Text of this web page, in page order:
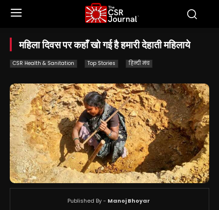
महिला दिवस पर कहाँ खो गई है हमारी देहाती महिलाये
CSR Health & Sanitation Top Stories हिन्दी मंच
Published By - Manoj Bhoyar